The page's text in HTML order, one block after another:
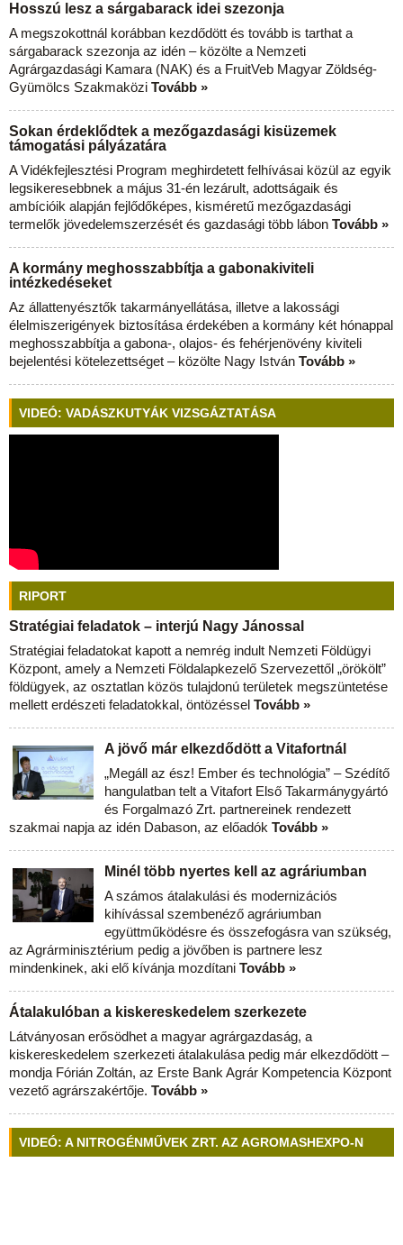
Hosszú lesz a sárgabarack idei szezonja
A megszokottnál korábban kezdődött és tovább is tarthat a
sárgabarack szezonja az idén – közölte a Nemzeti
Agrárgazdasági Kamara (NAK) és a FruitVeb Magyar Zöldség-
Gyümölcs Szakmaközi Tovább »
Sokan érdeklődtek a mezőgazdasági kisüzemek
támogatási pályázatára
A Vidékfejlesztési Program meghirdetett felhívásai közül az egyik
legsikeresebbnek a május 31-én lezárult, adottságaik és
ambícióik alapján fejlődőképes, kisméretű mezőgazdasági
termelők jövedelemszerzését és gazdasági több lábon Tovább »
A kormány meghosszabbítja a gabonakiviteli
intézkedéseket
Az állattenyésztők takarmányellátása, illetve a lakossági
élelmiszerigények biztosítása érdekében a kormány két hónappal
meghosszabbítja a gabona-, olajos- és fehérjenövény kiviteli
bejelentési kötelezettséget – közölte Nagy István Tovább »
VIDEÓ: VADÁSZKUTYÁK VIZSGÁZTATÁSA
RIPORT
Stratégiai feladatok – interjú Nagy Jánossal
Stratégiai feladatokat kapott a nemrég indult Nemzeti Földügyi
Központ, amely a Nemzeti Földalapkezelő Szervezettől „örökölt”
földügyek, az osztatlan közös tulajdonú területek megszüntetése
mellett erdészeti feladatokkal, öntözéssel Tovább »
A jövő már elkezdődött a Vitafortnál
„Megáll az ész! Ember és technológia” – Szédítő
hangulatban telt a Vitafort Első Takarmánygyártó
és Forgalmazó Zrt. partnereinek rendezett
szakmai napja az idén Dabason, az előadók Tovább »
Minél több nyertes kell az agráriumban
A számos átalakulási és modernizációs
kihívással szembenéző agráriumban
együttműködésre és összefogásra van szükség,
az Agrárminisztérium pedig a jövőben is partnere lesz
mindenkinek, aki elő kívánja mozdítani Tovább »
Átalakulóban a kiskereskedelem szerkezete
Látványosan erősödhet a magyar agrárgazdaság, a
kiskereskedelem szerkezeti átalakulása pedig már elkezdődött –
mondja Fórián Zoltán, az Erste Bank Agrár Kompetencia Központ
vezető agrárszakértője. Tovább »
VIDEÓ: A NITROGÉNMŰVEK ZRT. AZ AGROMASHEXPO-N